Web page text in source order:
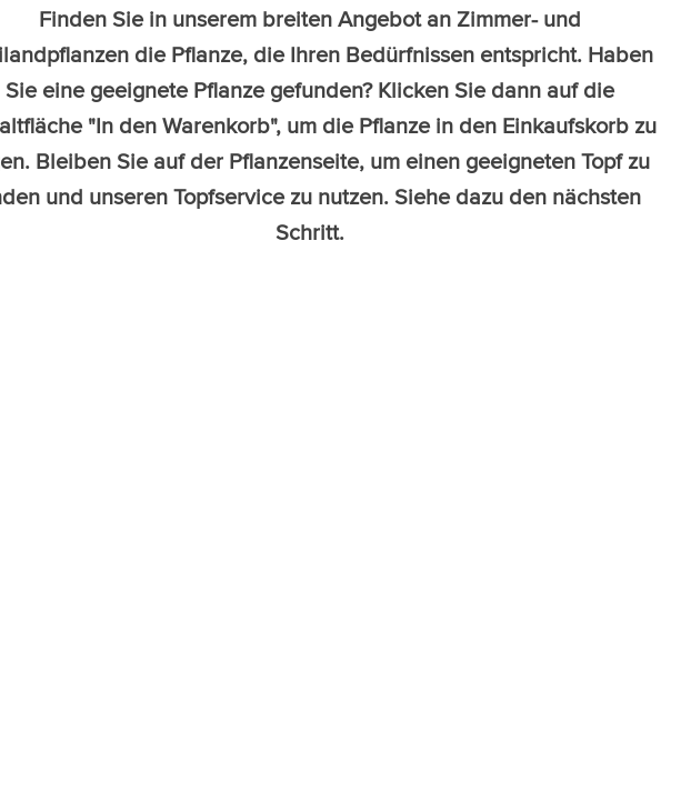
Finden Sie in unserem breiten Angebot an Zimmer- und
die Pflanze, die Ihren Bedürfnissen entspricht. Haben
Sie eine geeignete Pflanze gefunden? Klicken Sie dann auf die
"In den Warenkorb", um die Pflanze in den Einkaufskorb zu
Bleiben Sie auf der Pflanzenseite, um einen geeigneten Topf zu
und unseren Topfservice zu nutzen. Siehe dazu den nächsten
Schritt.